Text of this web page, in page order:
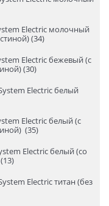
Electric молочный
(34)
Electric бежевый (с
(30)
Electric белый
Electric белый (с
(35)
Electric белый (со
Electric титан (без